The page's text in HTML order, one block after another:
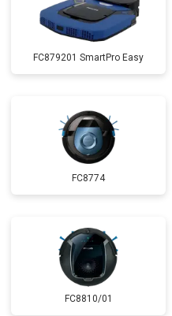
FC879201 SmartPro Easy
FC8774
FC8810/01